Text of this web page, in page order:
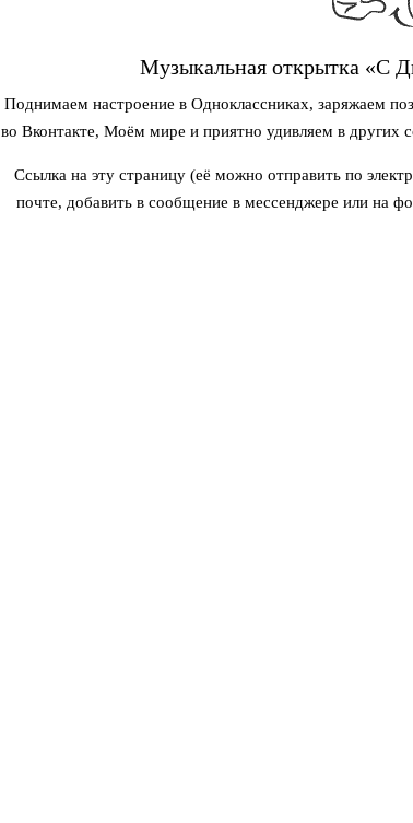
Музыкальная открытка «С
Поднимаем настроение в Одноклассниках, заряжаем
во Вконтакте, Моём мире и приятно удивляем в других
Ссылка на эту страницу (её можно отправить по
почте, добавить в сообщение в мессенджере или на